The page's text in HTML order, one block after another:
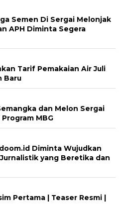
Semen Di Sergai Melonjak
APH Diminta Segera
Tarif Pemakaian Air Juli
Baru
dan Melon Sergai
MBG
Diminta Wujudkan
yang Beretika dan
Pertama | Teaser Resmi |